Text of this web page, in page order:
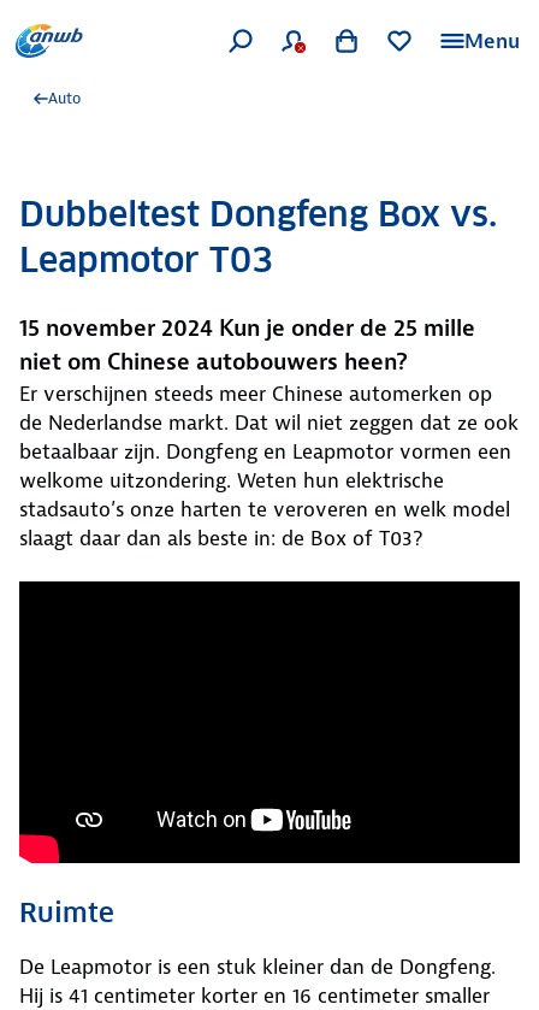
Menu
Auto
Dubbeltest Dongfeng Box vs.
Leapmotor T03
15 november 2024 Kun je onder de 25 mille
niet om Chinese autobouwers heen?
Er verschijnen steeds meer Chinese automerken op
de Nederlandse markt. Dat wil niet zeggen dat ze ook
betaalbaar zijn. Dongfeng en Leapmotor vormen een
welkome uitzondering. Weten hun elektrische
stadsauto’s onze harten te veroveren en welk model
slaagt daar dan als beste in: de Box of T03?
Ruimte
De Leapmotor is een stuk kleiner dan de Dongfeng.
Hij is 41 centimeter korter en 16 centimeter smaller